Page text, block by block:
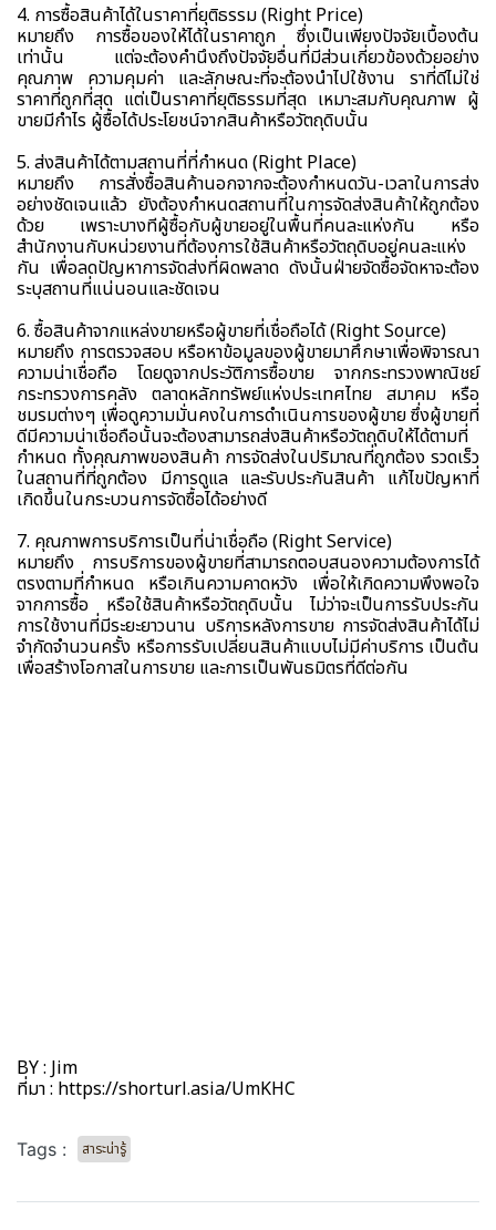
4. การซื้อสินค้าได้ในราคาที่ยุติธรรม (Right Price)
หมายถึง การซื้อของให้ได้ในราคาถูก ซึ่งเป็นเพียงปัจจัยเบื้องต้น
เท่านั้น แต่จะต้องคำนึงถึงปัจจัยอื่นที่มีส่วนเกี่ยวข้องด้วยอย่าง
คุณภาพ ความคุมค่า และลักษณะที่จะต้องนำไปใช้งาน ราที่ดีไม่ใช่
ราคาที่ถูกที่สุด แต่เป็นราคาที่ยุติธรรมที่สุด เหมาะสมกับคุณภาพ ผู้
ขายมีกำไร ผู้ซื้อได้ประโยชน์จากสินค้าหรือวัตถุดิบนั้น
5. ส่งสินค้าได้ตามสถานที่ที่กำหนด (Right Place)
หมายถึง การสั่งซื้อสินค้านอกจากจะต้องกำหนดวัน-เวลาในการส่ง
อย่างชัดเจนแล้ว ยังต้องกำหนดสถานที่ในการจัดส่งสินค้าให้ถูกต้อง
ด้วย เพราะบางทีผู้ซื้อกับผู้ขายอยู่ในพื้นที่คนละแห่งกัน หรือ
สำนักงานกับหน่วยงานที่ต้องการใช้สินค้าหรือวัตถุดิบอยู่คนละแห่ง
กัน เพื่อลดปัญหาการจัดส่งที่ผิดพลาด ดังนั้นฝ่ายจัดซื้อจัดหาจะต้อง
ระบุสถานที่แน่นอนและชัดเจน
6. ซื้อสินค้าจากแหล่งขายหรือผู้ขายที่เชื่อถือได้ (Right Source)
หมายถึง การตรวจสอบ หรือหาข้อมูลของผู้ขายมาศึกษาเพื่อพิจารณา
ความน่าเชื่อถือ โดยดูจากประวัติการซื้อขาย จากกระทรวงพาณิชย์
กระทรวงการคลัง ตลาดหลักทรัพย์แห่งประเทศไทย สมาคม หรือ
ชมรมต่างๆ เพื่อดูความมั่นคงในการดำเนินการของผู้ขาย ซึ่งผู้ขายที่
ดีมีความน่าเชื่อถือนั้นจะต้องสามารถส่งสินค้าหรือวัตถุดิบให้ได้ตามที่
กำหนด ทั้งคุณภาพของสินค้า การจัดส่งในปริมาณที่ถูกต้อง รวดเร็ว
ในสถานที่ที่ถูกต้อง มีการดูแล และรับประกันสินค้า แก้ไขปัญหาที่
เกิดขึ้นในกระบวนการจัดซื้อได้อย่างดี
7. คุณภาพการบริการเป็นที่น่าเชื่อถือ (Right Service)
หมายถึง การบริการของผู้ขายที่สามารถตอบสนองความต้องการได้
ตรงตามที่กำหนด หรือเกินความคาดหวัง เพื่อให้เกิดความพึงพอใจ
จากการซื้อ หรือใช้สินค้าหรือวัตถุดิบนั้น ไม่ว่าจะเป็นการรับประกัน
การใช้งานที่มีระยะยาวนาน บริการหลังการขาย การจัดส่งสินค้าได้ไม่
จำกัดจำนวนครั้ง หรือการรับเปลี่ยนสินค้าแบบไม่มีค่าบริการ เป็นต้น
เพื่อสร้างโอกาสในการขาย และการเป็นพันธมิตรที่ดีต่อกัน
BY : Jim
ที่มา : https://shorturl.asia/UmKHC
Tags : สาระน่ารู้